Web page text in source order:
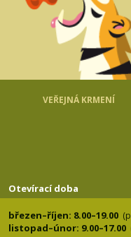
VEŘEJNÁ KRMENÍ
Otevírací doba
březen–říjen: 8.00–19.00
listopad–únor: 9.00–17.00